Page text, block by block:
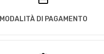
MODALITÀ DI PAGAMENTO